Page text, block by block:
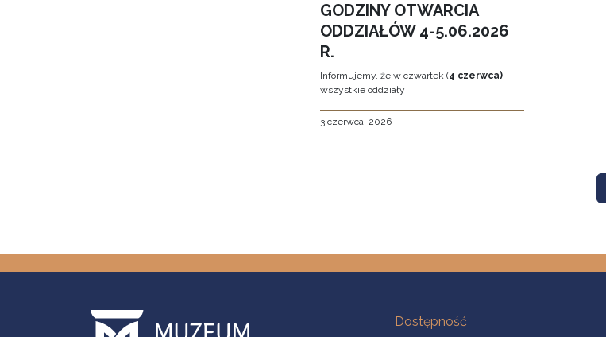
GODZINY OTWARCIA
ODDZIAŁÓW 4-5.06.2026
R.
Informujemy, że w czwartek (4 czerwca)
wszystkie oddziały
3 czerwca, 2026
Na skróty
Dostępność